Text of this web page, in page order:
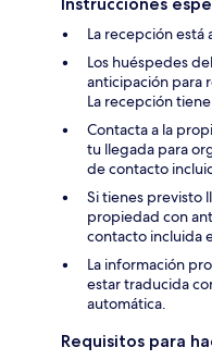
La recepción
Los huéspedes
anticipación para
La recepción
Contacta a la
tu llegada para
de contacto
Si tienes previsto
propiedad con
contacto incluida
La información
estar traducida
automática.
Requisitos para